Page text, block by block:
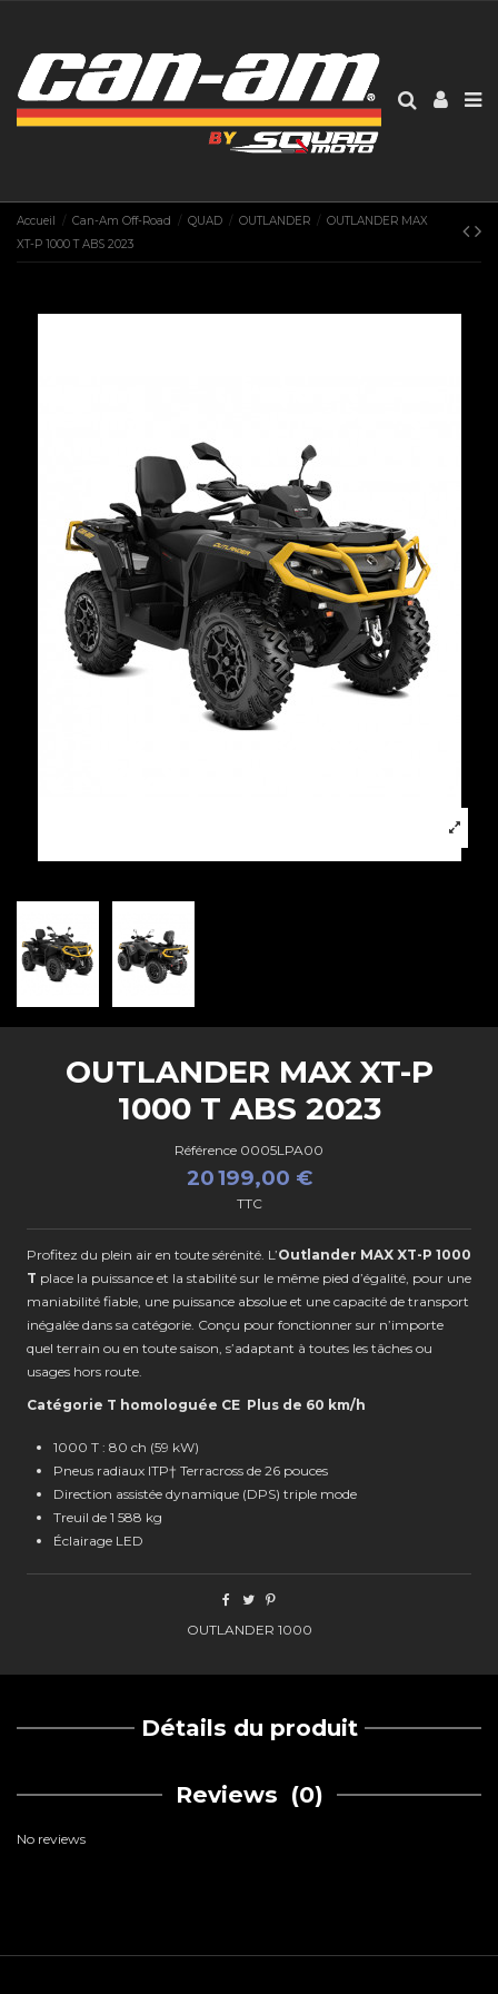
Accueil Can-Am Off-Road QUAD OUTLANDER
OUTLANDER MAX
XT-P 1000 T ABS 2023
OUTLANDER MAX XT-P
1000 T ABS 2023
Référence 0005LPA00
20 199,00 €
TTC
Profitez du plein air en toute sérénité. L’Outlander MAX XT-P 1000
T place la puissance et la stabilité sur le même pied d’égalité, pour une
maniabilité fiable, une puissance absolue et une capacité de transport
inégalée dans sa catégorie. Conçu pour fonctionner sur n’importe
quel terrain ou en toute saison, s’adaptant à toutes les tâches ou
usages hors route.
Catégorie T homologuée CE Plus de 60 km/h
1000 T : 80 ch (59 kW)
Pneus radiaux ITP† Terracross de 26 pouces
Direction assistée dynamique (DPS) triple mode
Treuil de 1 588 kg
Éclairage LED
OUTLANDER 1000
Détails du produit
Reviews (0)
No reviews